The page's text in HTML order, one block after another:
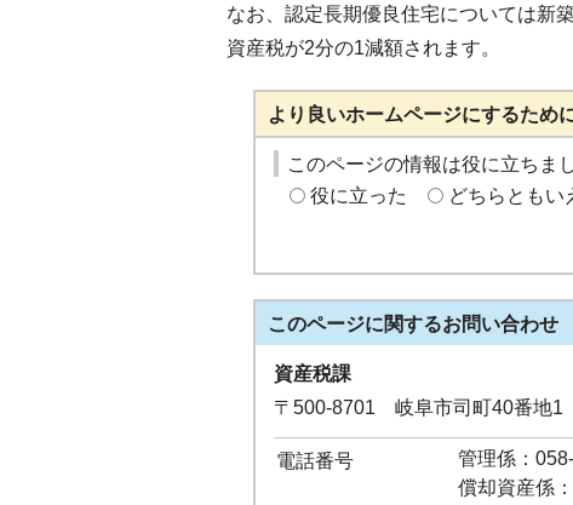
なお、認定長期優良住宅については新
資産税が2分の1減額されます。
より良いホームページにするため
このページの情報は役に立ちま
役に立った
どちらともい
このページに関するお問い合わせ
資産税課
〒500-8701 岐阜市司町40番地
電話番号
管理係：
償却資産係